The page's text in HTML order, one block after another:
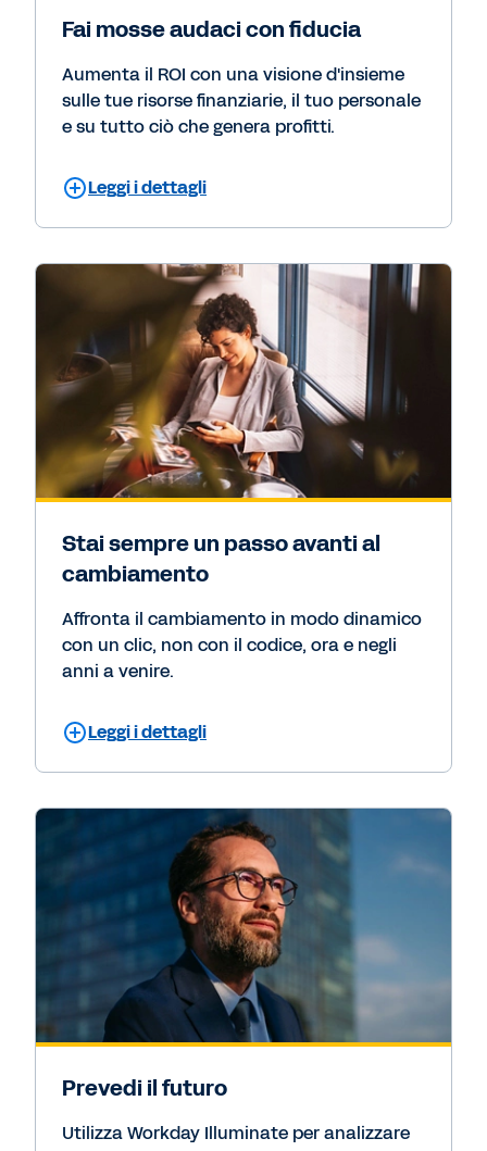
Fai mosse audaci con fiducia
Aumenta il ROI con una visione d'insieme
sulle tue risorse finanziarie, il tuo personale
e su tutto ciò che genera profitti.
Leggi i dettagli
Stai sempre un passo avanti al
cambiamento
Affronta il cambiamento in modo dinamico
con un clic, non con il codice, ora e negli
anni a venire.
Leggi i dettagli
Prevedi il futuro
Utilizza Workday Illuminate per analizzare